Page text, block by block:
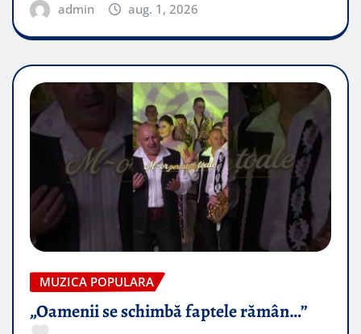
admin aug. 1, 2026
MUZICA POPULARA
„Oamenii se schimbă faptele rămân…”